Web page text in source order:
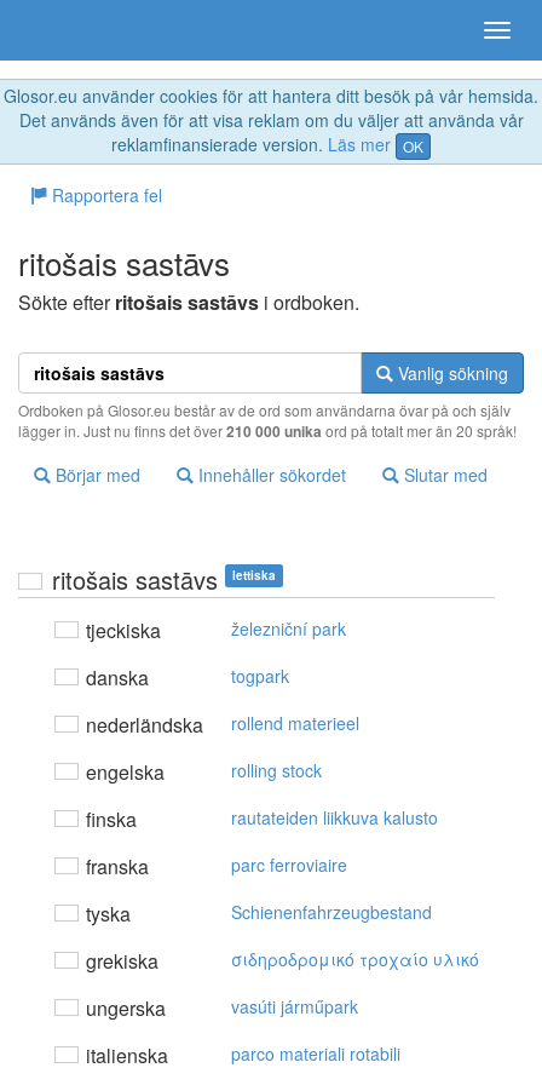
Glosor.eu använder cookies för att hantera ditt besök på vår hemsida.
Det används även för att visa reklam om du väljer att använda vår
reklamfinansierade version. Läs mer OK
Rapportera fel
ritošais sastāvs
Sökte efterritošais sastāvs i ordboken.
Vanlig sökning
Ordboken på Glosor.eu består av de ord som användarna övar på och själv
lägger in. Just nu finns det över210 000 unika ord på totalt mer än 20 språk!
Börjar med Innehåller sökordet Slutar med
ritošais sastāvs lettiska
tjeckiska železniční park
danska togpark
nederländska rollend materieel
engelska rolling stock
finska rautateiden liikkuva kalusto
franska parc ferroviaire
tyska Schienenfahrzeugbestand
grekiska σιδηρoδρoμικό τρoχαίo υλικό
ungerska vasúti járműpark
italienska parco materiali rotabili